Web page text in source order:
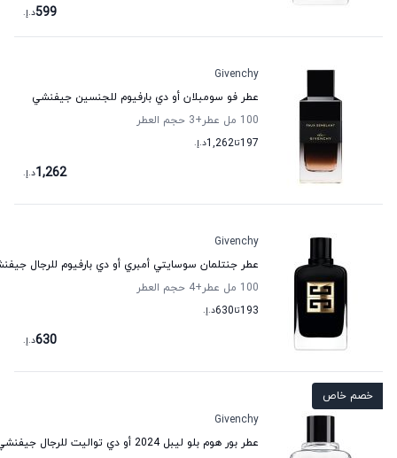
599د.إ.
Givenchy
عطر فو سومبلان أو دي بارفيوم للجنسين جيفنشي
100 مل عطر
+3
حجم العطر
197تا1,262د.إ.
1,262د.إ.
Givenchy
عطر جنتلمان سوسايتي أمبري أو دي بارفيوم للرجال
100 مل عطر
+4
حجم العطر
193تا630د.إ.
630د.إ.
خصم خاص
Givenchy
عطر بور هوم بلو ليبل 2024 أو دي تواليت للرجال جيفنشي